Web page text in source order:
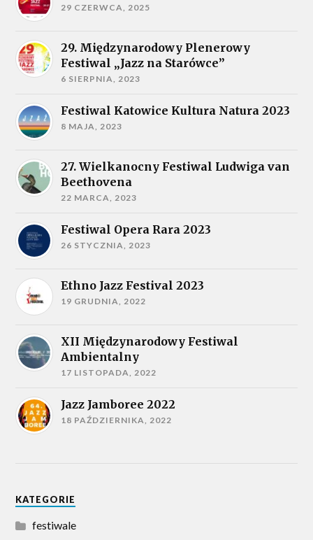
29 CZERWCA, 2025
29. Międzynarodowy Plenerowy
Festiwal „Jazz na Starówce”
6 SIERPNIA, 2023
Festiwal Katowice Kultura Natura 2023
8 MAJA, 2023
27. Wielkanocny Festiwal Ludwiga van
Beethovena
22 MARCA, 2023
Festiwal Opera Rara 2023
26 STYCZNIA, 2023
Ethno Jazz Festival 2023
19 GRUDNIA, 2022
XII Międzynarodowy Festiwal
Ambientalny
17 LISTOPADA, 2022
Jazz Jamboree 2022
18 PAŹDZIERNIKA, 2022
KATEGORIE
festiwale